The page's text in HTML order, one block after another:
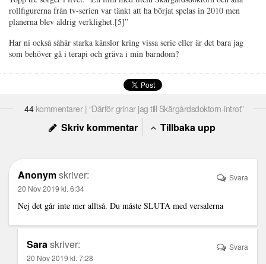
rollfigurerna från tv-serien var tänkt att ha börjat spelas in 2010 men
planerna blev aldrig verklighet.[5]”
Har ni också såhär starka känslor kring vissa serie eller är det bara jag
som behöver gå i terapi och gräva i min barndom?
44kommentarer | “Därför grinar jag till Skärgårdsdoktorn-introt”
Skriv kommentar Tillbaka upp
Anonymskriver:
20 Nov 2019 kl. 6:34
Nej det går inte mer alltså. Du måste SLUTA med versalerna
Svara
Saraskriver:
20 Nov 2019 kl. 7:28
Svara